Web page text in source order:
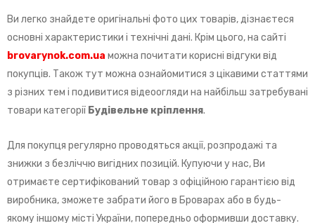
Ви легко знайдете оригінальні фото цих товарів, дізнаєтеся
основні характеристики і технічні дані. Крім цього, на сайті
brovarynok.com.ua можна почитати корисні відгуки від
покупців. Також тут можна ознайомитися з цікавими статтями
з різних тем і подивитися відеоогляди на найбільш затребувані
товари категорії Будівельне кріплення.
Для покупця регулярно проводяться акції, розпродажі та
знижки з безліччю вигідних позицій. Купуючи у нас, Ви
отримаєте сертифікований товар з офіційною гарантією від
виробника, зможете забрати його в Броварах або в будь-
якому іншому місті України, попередньо оформивши доставку.